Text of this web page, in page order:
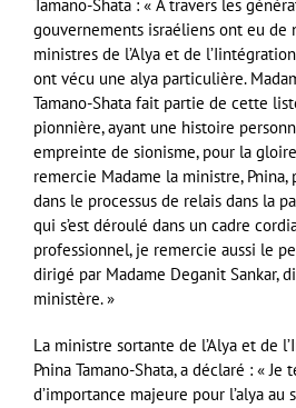
Tamano-Shata : « À travers les
gouvernements israéliens ont eu
ministres de l’Alya et de
ont vécu une alya particulière.
Tamano-Shata fait partie de cette
pionnière, ayant une histoire
empreinte de sionisme, pour la gloire
remercie Madame la ministre, Pnina,
dans le processus de relais dans la
qui s’est déroulé dans un cadre
professionnel, je remercie aussi le
dirigé par Madame Deganit Sankar,
ministère. »
La ministre sortante de l’Alya et de
Pnina Tamano-Shata, a déclaré : «
d’importance majeure pour l’alya au